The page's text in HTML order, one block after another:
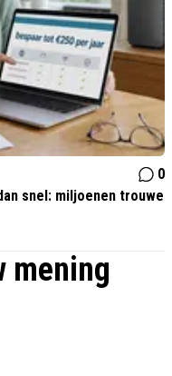
0
snel: miljoenen trouwe
mening